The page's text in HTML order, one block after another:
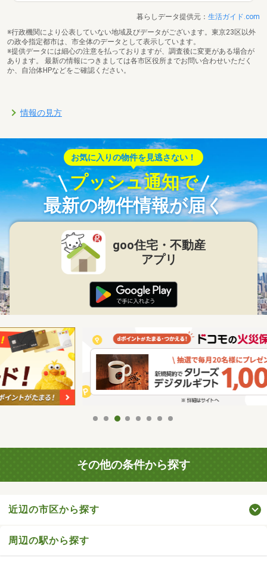
暮らしデータ提供元： 生活ガイド.com
※行政機関により公表していない地域及びデータがございます。東京23区以外
の政令指定都市は、市全体のデータとして表示しています。
※提供データには細心の注意を払っておりますが、調査後に変更がある場合が
あります。 最新の情報につきましては各市区役所までお問い合わせいただく
か、自治体HPなどをご確認ください。
情報の見方
お気に入りの物件を見逃さない！
プッシュ通知で
最新の物件情報が届く
goo住宅・不動産
アプリ
その他の条件から探す
近辺の市区から探す
周辺の駅から探す